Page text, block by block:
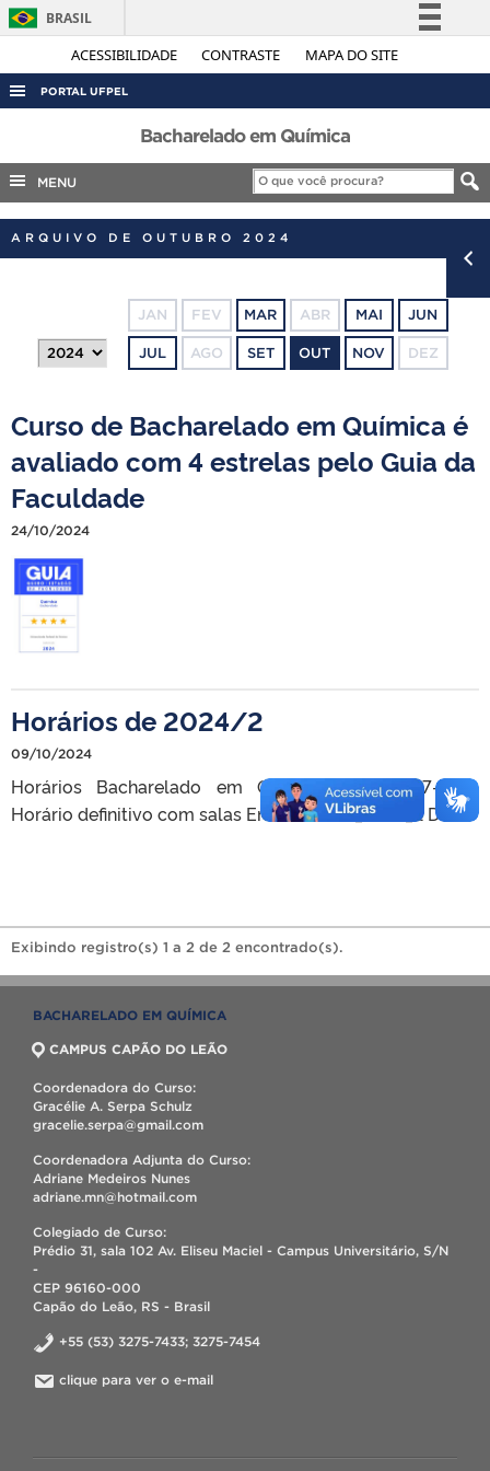
ACESSIBILIDADE CONTRASTE MAPA DO SITE
BRASIL
Simplifique!
Legislação
Canais
PORTAL UFPEL
ACESSO À INFORMAÇÃO
AUDITORIA
COBALTO
CONCURSOS
OUVIDORIA
TELEFONES
Bacharelado em Química
MENU
ARQUIVO DE OUTUBRO 2024
JAN FEV MAR ABR MAI JUN
JUL AGO SET OUT NOV DEZ
Curso de Bacharelado em Química é
avaliado com 4 estrelas pelo Guia da
Faculdade
24/10/2024
Horários de 2024/2
09/10/2024
Horários Bacharelado em Química_2024_2 07-11 –
Horário definitivo com salas Ensalamento_2024_2 DME
Exibindo registro(s) 1 a 2 de 2 encontrado(s).
BACHARELADO EM QUÍMICA
CAMPUS CAPÃO DO LEÃO
Coordenadora do Curso:
Gracélie A. Serpa Schulz
gracelie.serpa@gmail.com
Coordenadora Adjunta do Curso:
Adriane Medeiros Nunes
adriane.mn@hotmail.com
Colegiado de Curso:
Prédio 31, sala 102 Av. Eliseu Maciel - Campus Universitário, S/N
-
CEP 96160-000
Capão do Leão, RS - Brasil
+55 (53) 3275-7433; 3275-7454
clique para ver o e-mail